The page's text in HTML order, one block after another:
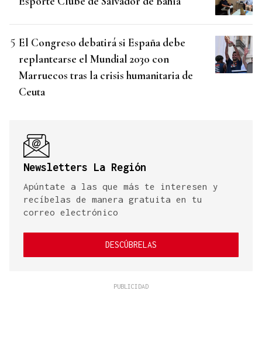
El Congreso debatirá si España debe
replantearse el Mundial 2030 con
Marruecos tras la crisis humanitaria de
Ceuta
Newsletters La Región
Apúntate a las que más te interesen y
recíbelas de manera gratuita en tu
correo electrónico
DESCÚBRELAS